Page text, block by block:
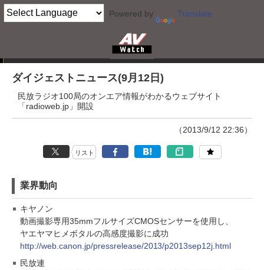
Powered by Translate
ダイジェストニュース(9月12日)
民放ラジオ100局のオンエア情報がわかるウェブサイト
「radioweb.jp」開設
（2013/9/12 22:36）
リスト
業界動向
キヤノン
動画撮影専用35mmフルサイズCMOSセンサーを使用し、
ヤエヤマヒメボタルの高感度撮影に成功
http://web.canon.jp/pressrelease/2013/p2013sep12j.html
民放連